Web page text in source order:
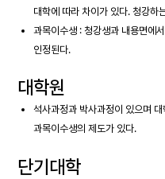
대학에 따라 차이가 있다. 청강하
과목이수생 : 청강생과 내용면에
인정된다.
대학원
석사과정과 박사과정이 있으며
과목이수생의 제도가 있다.
단기대학